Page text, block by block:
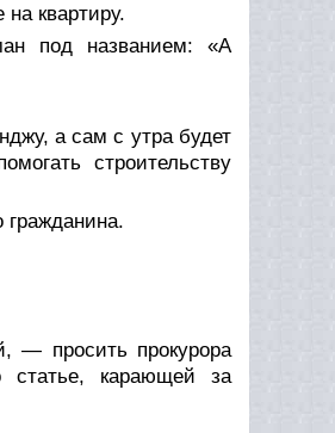
на квартиру.
под названием: «А
а сам с утра будет
строительству
гражданина.
— просить прокурора
статье, карающей за